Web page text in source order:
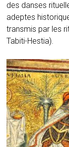
des danses
adeptes
transmis par les
Tabiti-Hestia).